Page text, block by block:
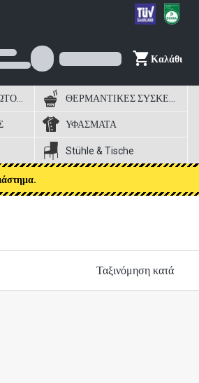
Καλάθι
ΕΠΙΠΛΑ ΑΝΟΞΕΙΔΩΤΟΣ ΧΑΛΥΒΑΣ
ΥΦΑΣΜΑΤΑ
Stühle & Tische
Ταξινόμηση κατά